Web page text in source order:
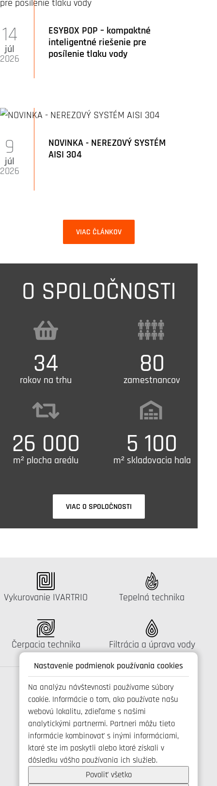
Nastavenie podmienok používania cookies
Na analýzu návštevnosti používame súbory
cookie. Informácie o tom, ako používate našu
webovú lokalitu, zdieľame s našimi
analytickými partnermi. Partneri môžu tieto
informácie kombinovať s inými informáciami,
ktoré ste im poskytli alebo ktoré získali v
dôsledku vášho používania ich služieb.
Povoliť všetko
ESYBOX POP – kompaktné
inteligentné riešenie pre
posílenie tlaku vody
14
júl
2026
NOVINKA - NEREZOVÝ SYSTÉM
AISI 304
9
júl
2026
VIAC ČLÁNKOV
O SPOLOČNOSTI
34
rokov na trhu
80
zamestnancov
26 000
m² plocha areálu
5 100
m² skladovacia hala
VIAC O SPOLOČNOSTI
Katalógus:
Vykurovanie IVARTRIO Katalógus:
Tepelná technika
Katalógus:
Čerpacia technika Katalógus:
Filtrácia a úprava vody
Spojte se s námi
+421 346 214 431
info@ivarsk.sk
Ochrana osobných údajov
Cookies